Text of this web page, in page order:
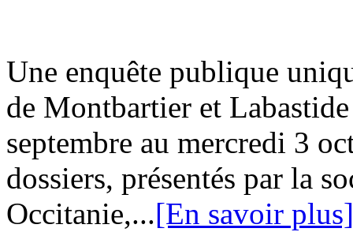
Une enquête publique
de Montbartier et
septembre au mercredi 3
dossiers, présentés par la
Occitanie,...[En savoir plus]